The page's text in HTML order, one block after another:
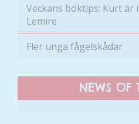
Veckans boktips: Kurt är
Lemire
Fler unga fågelskådar
NEWS OF